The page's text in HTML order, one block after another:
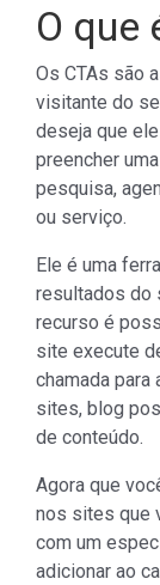
O que
Os CTAs são
visitante do
deseja que
preencher
pesquisa,
ou serviço.
Ele é uma
resultados do
recurso é
site execute
chamada para
sites, blog
de conteúdo.
Agora que
nos sites que
com um
adicionar ao